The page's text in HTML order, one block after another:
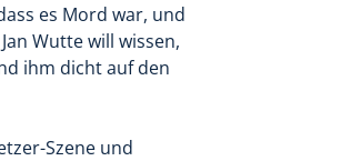
es Mord war, und
Wutte will wissen,
ihm dicht auf den
Szene und